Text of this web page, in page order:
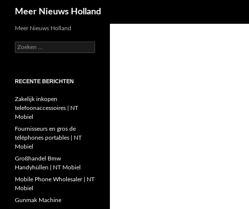
Meer Nieuws Holland
Meer Nieuws Holland
Zoeken
naar:
RECENTE BERICHTEN
Zakelijk inkopen
telefoonaccessoires | NT
Mobiel
Fournisseurs en gros de
téléphones portables | NT
Mobiel
Großhandel Bmw
Handyhüllen | NT Mobiel
Mobile Phone Wholesaler | NT
Mobiel
Gunmak Machine